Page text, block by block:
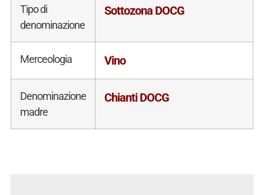
Tipo di
denominazione
Sottozona DOCG
Merceologia Vino
Denominazione
madre
Chianti DOCG